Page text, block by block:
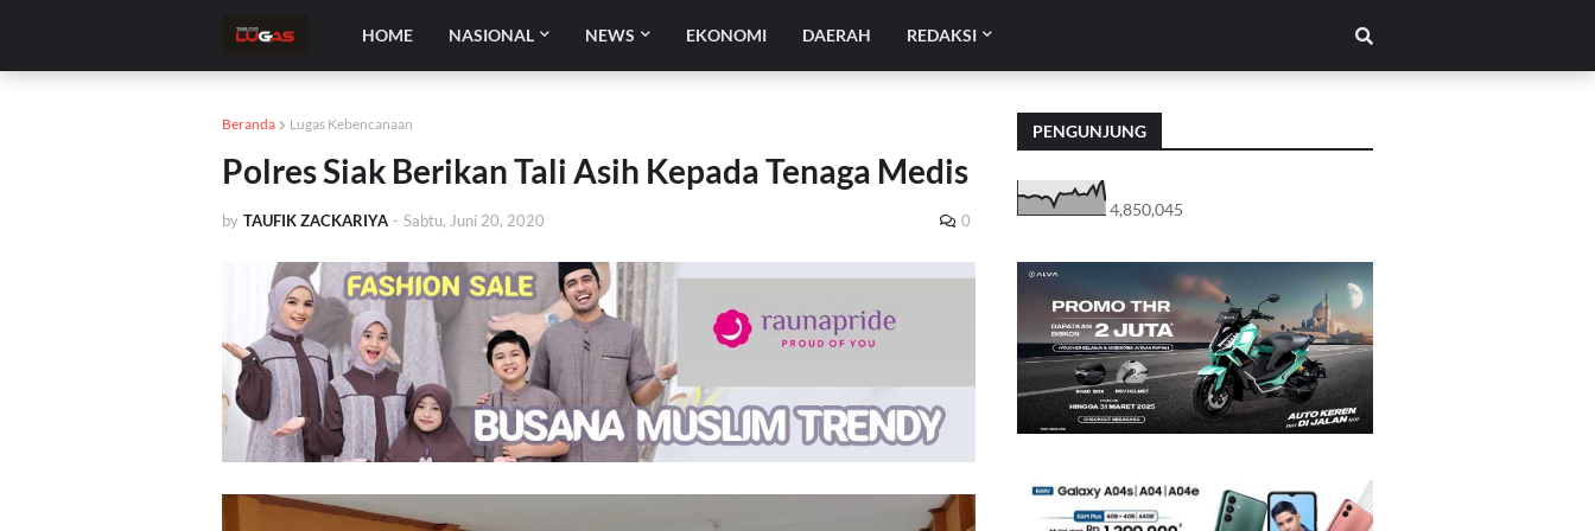
HOME NASIONAL NEWS EKONOMI DAERAH REDAKSI
Beranda Lugas Kebencanaan
Polres Siak Berikan Tali Asih Kepada Tenaga Medis
by TAUFIK ZACKARIYA - Sabtu, Juni 20, 2020 0
PENGUNJUNG
4,850,045